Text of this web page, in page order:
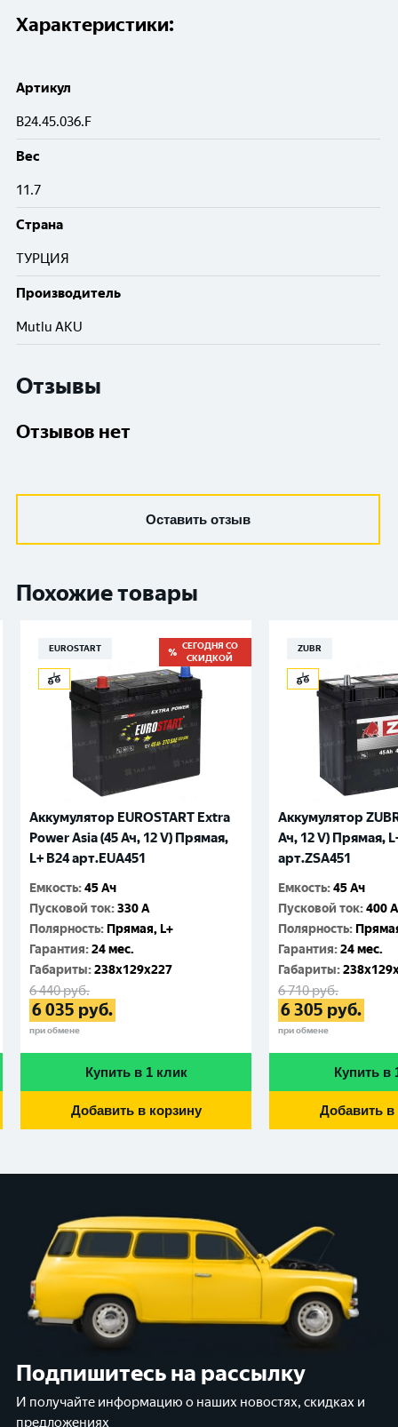
Характеристики:
Артикул
B24.45.036.F
Вес
11.7
Cтрана
ТУРЦИЯ
Производитель
Mutlu AKU
Отзывы
Отзывов нет
Оставить отзыв
Похожие товары
EUROSTART
СЕГОДНЯ СО
СКИДКОЙ
Аккумулятор EUROSTART Extra
Power Asia (45 Ач, 12 V) Прямая,
L+ B24 арт.EUA451
Емкость:45 Ач
Пусковой ток:330 A
Полярность: Прямая, L+
Гарантия:24 мес.
Габариты:238x129x227
6 440руб.
6 035 руб.
при обмене
Купить в 1 клик
Добавить в корзину
ZUBR
Аккумулятор
Ач, 12 V) Прямая,
арт.ZSA451
Емкость:45 Ач
Пусковой ток:400 A
Полярность:
Гарантия:24 мес.
Габариты:
6 710руб.
6 305 руб.
при обмене
Купить в
Добавить в
Подпишитесь на рассылку
И получайте информацию о наших новостях, скидках и
предложениях